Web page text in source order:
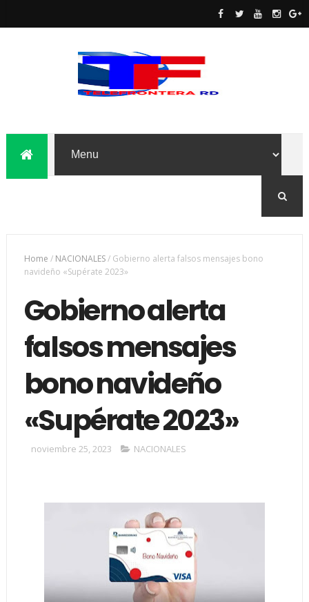
Home / NACIONALES/ Gobierno alerta falsos mensajes bono
navideño «Supérate 2023»
Gobierno alerta
falsos mensajes
bono navideño
«Supérate 2023»
noviembre 25, 2023 NACIONALES